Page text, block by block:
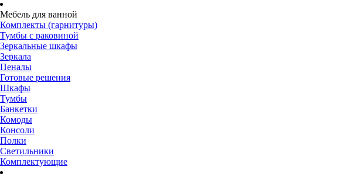
Мебель для ванной
Комплекты (гарнитуры)
Тумбы с раковиной
Зеркальные шкафы
Зеркала
Пеналы
Готовые решения
Шкафы
Тумбы
Банкетки
Комоды
Консоли
Полки
Светильники
Комплектующие